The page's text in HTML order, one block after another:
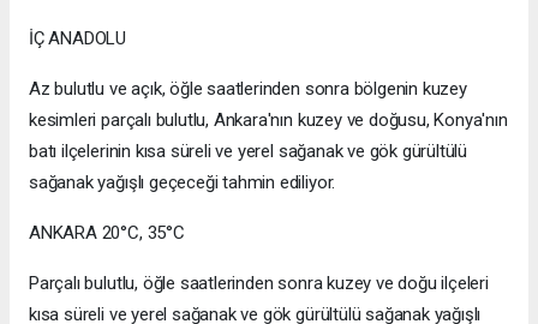
İÇ ANADOLU
Az bulutlu ve açık, öğle saatlerinden sonra bölgenin kuzey
kesimleri parçalı bulutlu, Ankara'nın kuzey ve doğusu, Konya'nın
batı ilçelerinin kısa süreli ve yerel sağanak ve gök gürültülü
sağanak yağışlı geçeceği tahmin ediliyor.
ANKARA 20°C, 35°C
Parçalı bulutlu, öğle saatlerinden sonra kuzey ve doğu ilçeleri
kısa süreli ve yerel sağanak ve gök gürültülü sağanak yağışlı